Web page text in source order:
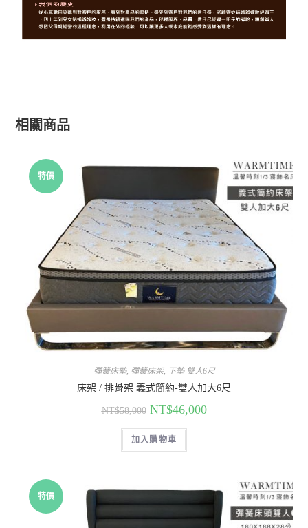
相關商品
特價
彈簧床墊, 彈簧床架, 下墊 雙人6尺
床架 / 排骨架 義式簡約-雙人加大6尺
NT$58,000 NT$46,000
加入購物車
特價